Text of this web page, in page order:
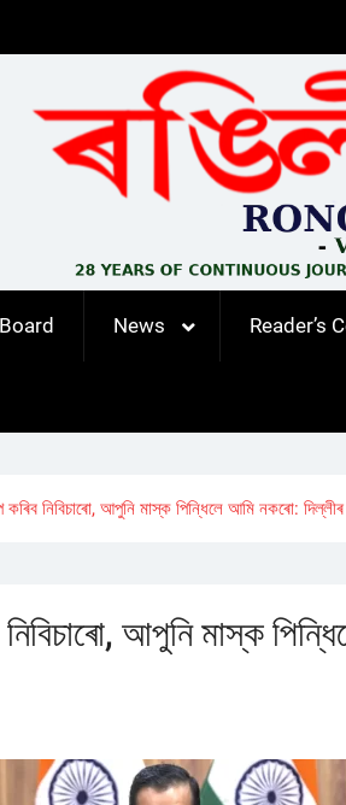
News Reader’s
নিবিচাৰো, আপুনি মাস্ক পিন্ধিলে আমি নকৰো: দিল্লীৰ
আপুনি মাস্ক